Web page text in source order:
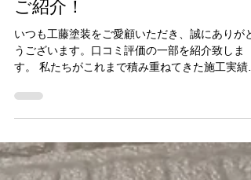
お客様の評価レビュー口コミを
ご紹介！
いつも工藤塗装をご愛顧いただき、誠にありがと
と、お客様からいただいた数多くの口コミや高評
ました！ 一件一件のご依頼に真剣に向き合い、
客様にご満足いただけた結果として、このような